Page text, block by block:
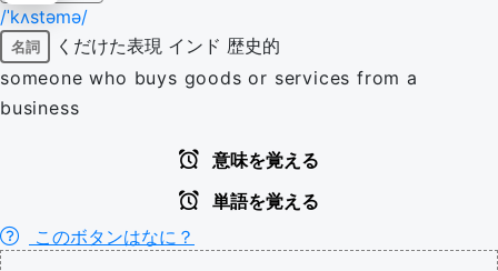
/ˈkʌstəmə/
名詞 くだけた表現 インド 歴史的
someone who buys goods or services from a
business
意味を覚える
単語を覚える
このボタンはなに？